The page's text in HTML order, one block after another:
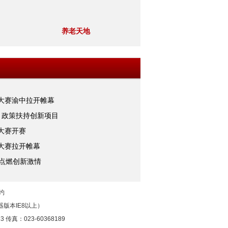
养老天地
赛渝中拉开帷幕
策扶持创新项目
赛开赛
赛拉开帷幕
燃创新激情
本IE8以上）
传真：023-60368189